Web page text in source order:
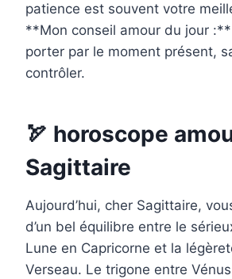
patience est souvent votre
**Mon conseil amour du jour
porter par le moment présent,
contrôler.
🏹 horoscope
Sagittaire
Aujourd’hui, cher Sagittaire,
d’un bel équilibre entre le
Lune en Capricorne et la
Verseau. Le trigone entre